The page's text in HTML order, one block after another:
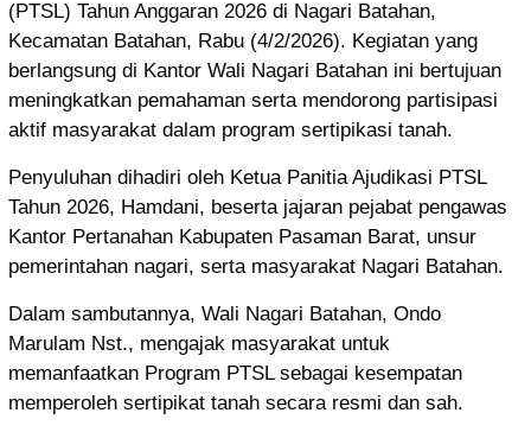
(PTSL) Tahun Anggaran 2026 di Nagari Batahan,
Kecamatan Batahan, Rabu (4/2/2026). Kegiatan yang
berlangsung di Kantor Wali Nagari Batahan ini bertujuan
meningkatkan pemahaman serta mendorong partisipasi
aktif masyarakat dalam program sertipikasi tanah.
Penyuluhan dihadiri oleh Ketua Panitia Ajudikasi PTSL
Tahun 2026, Hamdani, beserta jajaran pejabat pengawas
Kantor Pertanahan Kabupaten Pasaman Barat, unsur
pemerintahan nagari, serta masyarakat Nagari Batahan.
Dalam sambutannya, Wali Nagari Batahan, Ondo
Marulam Nst., mengajak masyarakat untuk
memanfaatkan Program PTSL sebagai kesempatan
memperoleh sertipikat tanah secara resmi dan sah.